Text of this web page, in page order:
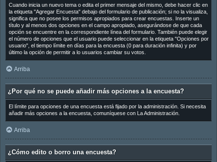
Cuando inicia un nuevo tema o edita el primer mensaje del mismo, debe hacer clic en
la etiqueta "Agregar Encuesta" debajo del formulario de publicación; si no la visualiza,
significa que no posee los permisos apropiados para crear encuestas. Inserte un
título y al menos dos opciones en el campo apropiado, asegurándose de que cada
opción se encuentre en la correspondiente línea del formulario. También puede elegir
el número de opciones que el usuario puede seleccionar en la etiqueta "Opciones por
usuario", el tiempo límite en días para la encuesta (0 para duración infinita) y por
último la opción de permitir a lo usuarios cambiar su votos.
Arriba
¿Por qué no se puede añadir más opciones a la encuesta?
El límite para opciones de una encuesta está fijado por la administración. Si necesita
añadir más opciones a la encuesta, comuníquese con La Administración.
Arriba
¿Cómo edito o borro una encuesta?